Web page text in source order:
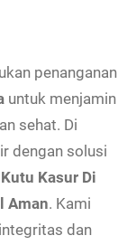
penanganan
untuk menjamin
sehat. Di
dengan solusi
Kasur Di
Aman. Kami
dan